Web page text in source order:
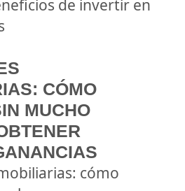
de invertir en
CÓMO
MUCHO
cómo